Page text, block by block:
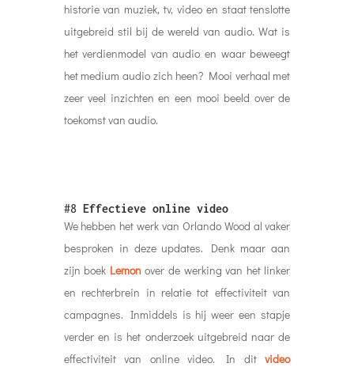
historie van muziek, tv, video en staat tenslotte
uitgebreid stil bij de wereld van audio. Wat is
het verdienmodel van audio en waar beweegt
het medium audio zich heen? Mooi verhaal met
zeer veel inzichten en een mooi beeld over de
toekomst van audio.
#8 Effectieve online video
We hebben het werk van Orlando Wood al vaker
besproken in deze updates. Denk maar aan
zijn boek Lemon over de werking van het linker
en rechterbrein in relatie tot effectiviteit van
campagnes. Inmiddels is hij weer een stapje
verder en is het onderzoek uitgebreid naar de
effectiviteit van online video. In ditvideo